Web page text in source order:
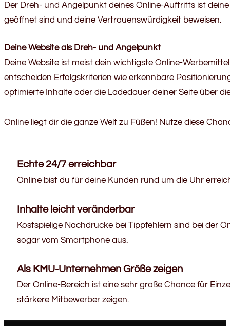
Der Dreh- und Angelpunkt deines Online-Auftritts ist
geöffnet sind und deine Vertrauenswürdigkeit beweisen.
Deine Website als Dreh- und Angelpunkt
Deine Website ist meist dein wichtigste Online-
entscheiden Erfolgskriterien wie erkennbare
optimierte Inhalte oder die Ladedauer deiner Seite über
Online liegt dir die ganze Welt zu Füßen! Nutze diese
Echte 24/7 erreichbar
Online bist du für deine Kunden rund um die Uhr
Inhalte leicht veränderbar
Kostspielige Nachdrucke bei Tippfehlern sind bei der
sogar vom Smartphone aus.
Als KMU-Unternehmen Größe zeigen
Der Online-Bereich ist eine sehr große Chance für
stärkere Mitbewerber zeigen.